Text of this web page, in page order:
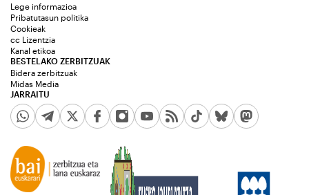
JARRAITU
Lege informazioa
Pribatutasun politika
Cookieak
cc Lizentzia
Kanal etikoa
BESTELAKO ZERBITZUAK
Bidera zerbitzuak
Midas Media